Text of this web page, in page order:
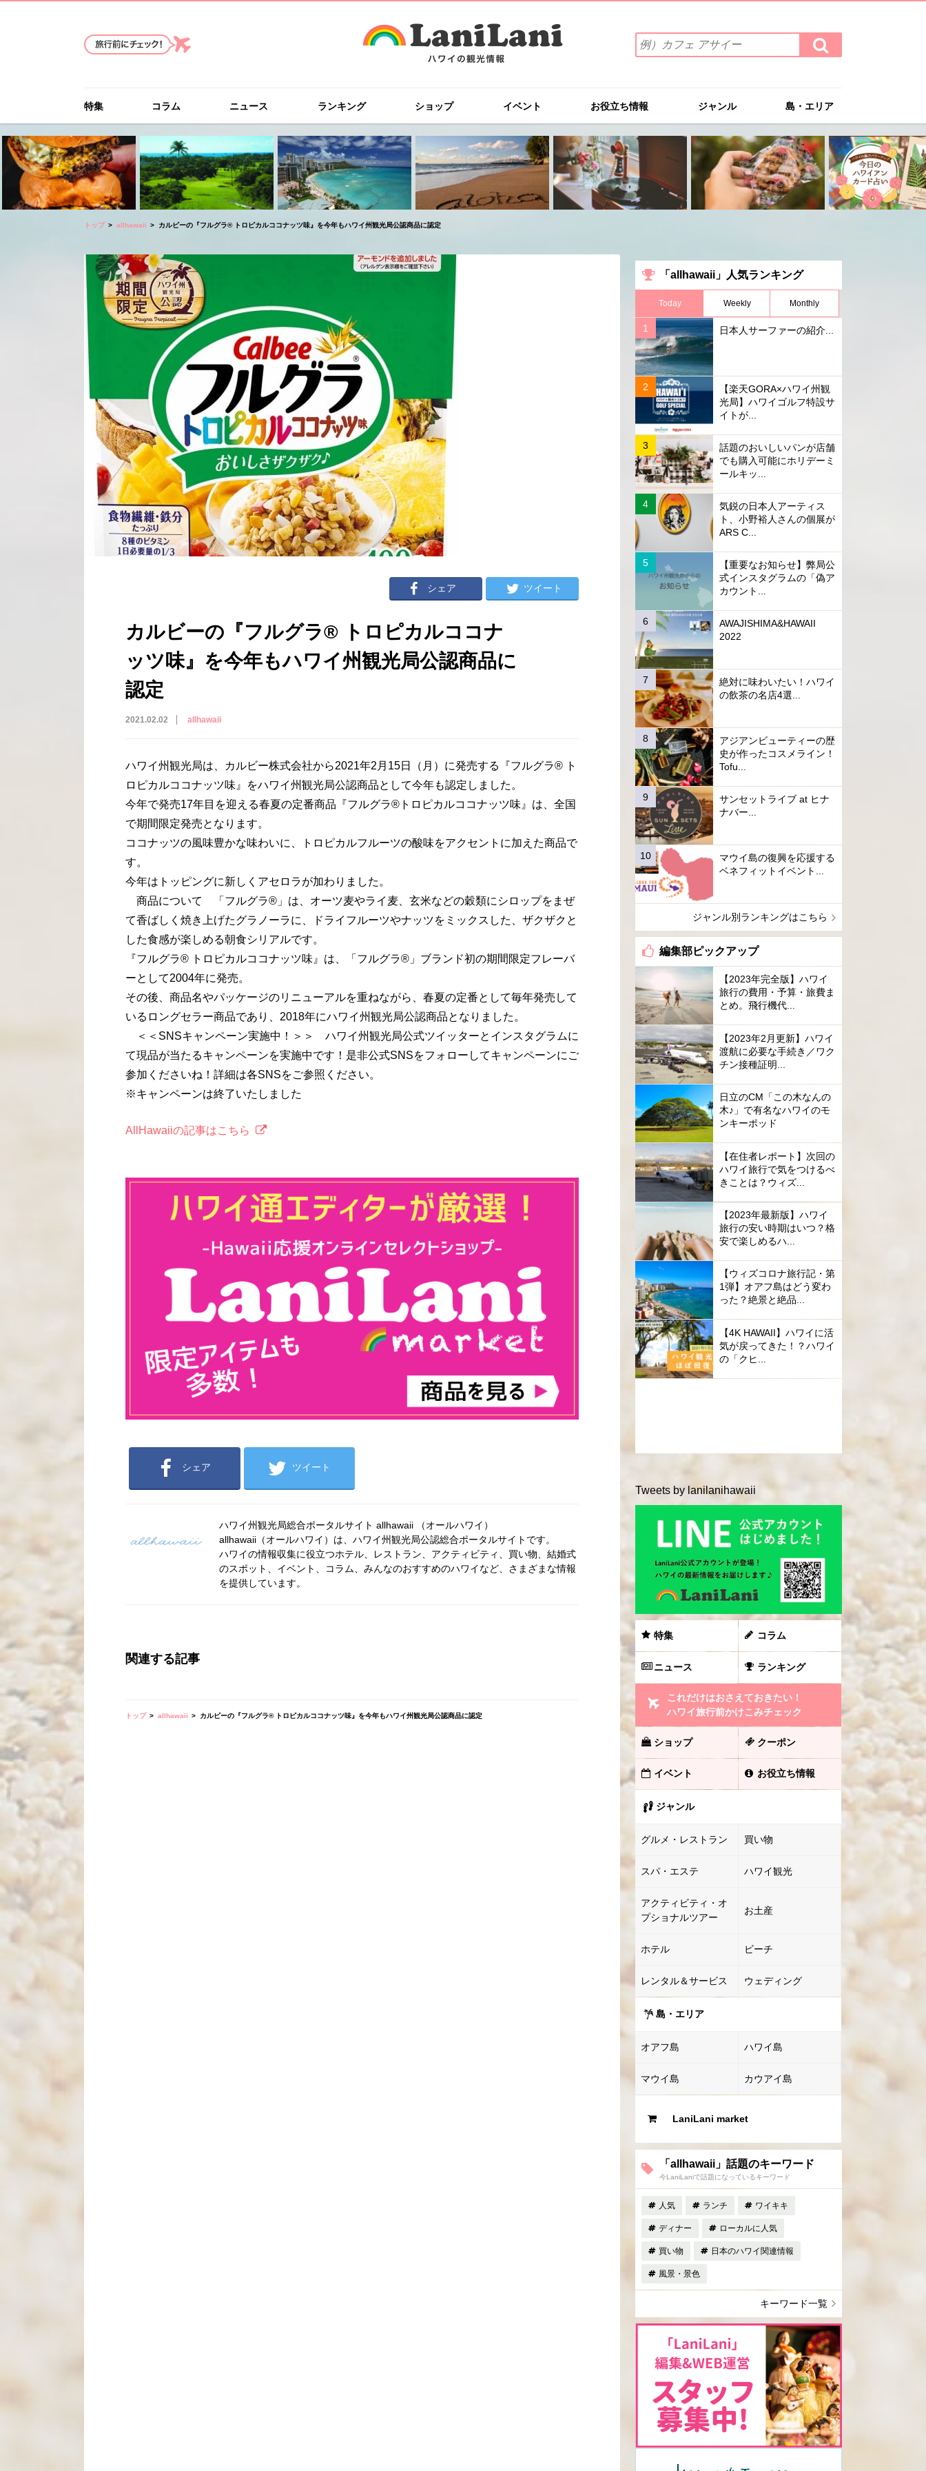
索
ワ
を
入
力
(例）
カ
フ
ェ
イ
ー
検
索
す
特集 コラム ニュース ランキング ショップ イベント お役立ち情報 ジャンル 島・エリア
トップ allhawaii カルビーの『フルグラ® トロピカルココナッツ味』を今年もハワイ州観光局公認商品に認定
シェア ツイート
カルビーの『フルグラ® トロピカルココナ
ッツ味』を今年もハワイ州観光局公認商品に
認定
2021.02.02 allhawaii
ハワイ州観光局は、カルビー株式会社から2021年2月15日（月）に発売する『フルグラ® ト
ロピカルココナッツ味』をハワイ州観光局公認商品として今年も認定しました。
今年で発売17年目を迎える春夏の定番商品『フルグラ®トロピカルココナッツ味』は、全国
で期間限定発売となります。
ココナッツの風味豊かな味わいに、トロピカルフルーツの酸味をアクセントに加えた商品で
す。
今年はトッピングに新しくアセロラが加わりました。
商品について 「フルグラ®」は、オーツ麦やライ麦、玄米などの穀類にシロップをまぜ
て香ばしく焼き上げたグラノーラに、ドライフルーツやナッツをミックスした、ザクザクと
した食感が楽しめる朝食シリアルです。
『フルグラ® トロピカルココナッツ味』は、「フルグラ®」ブランド初の期間限定フレーバ
ーとして2004年に発売。
その後、商品名やパッケージのリニューアルを重ねながら、春夏の定番として毎年発売して
いるロングセラー商品であり、2018年にハワイ州観光局公認商品となりました。
＜＜SNSキャンペーン実施中！＞＞ ハワイ州観光局公式ツイッターとインスタグラムに
て現品が当たるキャンペーンを実施中です！是非公式SNSをフォローしてキャンペーンにご
参加くださいね！詳細は各SNSをご参照ください。
※キャンペーンは終了いたしました
AllHawaiiの記事はこちら
シェア ツイート
ハワイ州観光局総合ポータルサイト allhawaii （オールハワイ）
allhawaii（オールハワイ）は、ハワイ州観光局公認総合ポータルサイトです。
ハワイの情報収集に役立つホテル、レストラン、アクティビティ、買い物、結婚式
のスポット、イベント、コラム、みんなのおすすめのハワイなど、さまざまな情報
を提供しています。
関連する記事
トップ allhawaii カルビーの『フルグラ® トロピカルココナッツ味』を今年もハワイ州観光局公認商品に認定
「allhawaii」人気ランキング
Today Weekly Monthly
日本人サーファーの紹介...
【楽天GORA×ハワイ州観
光局】ハワイゴルフ特設サ
イトが...
話題のおいしいパンが店舗
でも購入可能にホリデーミ
ールキッ...
気鋭の日本人アーティス
ト、小野裕人さんの個展が
ARS C...
【重要なお知らせ】弊局公
式インスタグラムの「偽ア
カウント...
AWAJISHIMA&HAWAII
2022
絶対に味わいたい！ハワイ
の飲茶の名店4選...
アジアンビューティーの歴
史が作ったコスメライン！
Tofu...
サンセットライブ at ヒナ
ナバー...
マウイ島の復興を応援する
ベネフィットイベント...
ジャンル別ランキングはこちら
編集部ピックアップ
【2023年完全版】ハワイ
旅行の費用・予算・旅費ま
とめ。飛行機代...
【2023年2月更新】ハワイ
渡航に必要な手続き／ワク
チン接種証明...
日立のCM「この木なんの
木♪」で有名なハワイのモ
ンキーポッド
【在住者レポート】次回の
ハワイ旅行で気をつけるべ
きことは？ウィズ...
【2023年最新版】ハワイ
旅行の安い時期はいつ？格
安で楽しめるハ...
【ウィズコロナ旅行記・第
1弾】オアフ島はどう変わ
った？絶景と絶品...
【4K HAWAII】ハワイに活
気が戻ってきた！？ハワイ
の「クヒ...
Tweets by lanilanihawaii
特集 コラム
ニュース ランキング
これだけはおさえておきたい！
ハワイ旅行前かけこみチェック
ショップ クーポン
イベント お役立ち情報
ジャンル
グルメ・レストラン 買い物
スパ・エステ ハワイ観光
アクティビティ・オ
プショナルツアー
お土産
ホテル ビーチ
レンタル＆サービス ウェディング
島・エリア
オアフ島 ハワイ島
マウイ島 カウアイ島
LaniLani market
「allhawaii」話題のキーワード
今LaniLaniで話題になっているキーワード
人気 ランチ ワイキキ
ディナー ローカルに人気
買い物 日本のハワイ関連情報
風景・景色
キーワード一覧